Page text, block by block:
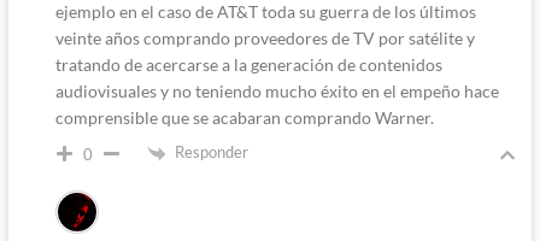
ejemplo en el caso de AT&T toda su guerra de los últimos
veinte años comprando proveedores de TV por satélite y
tratando de acercarse a la generación de contenidos
audiovisuales y no teniendo mucho éxito en el empeño hace
comprensible que se acabaran comprando Warner.
0 Responder